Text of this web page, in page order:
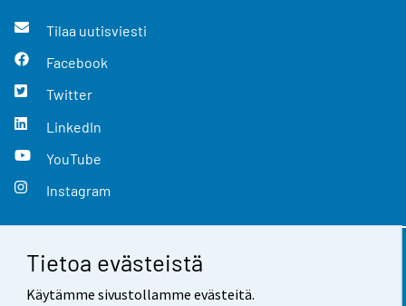
Tietoa evästeistä
Käytämme sivustollamme evästeitä.
Tilaa uutisviesti
Facebook
Twitter
LinkedIn
YouTube
Instagram
Yhteystiedot